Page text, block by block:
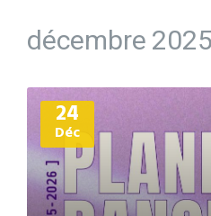
décembre 2025
24
Déc
Plus
d'informations